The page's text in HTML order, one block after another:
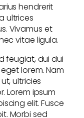
hendrerit
ultrices
Vivamus et
vitae ligula.
feugiat, dui dui
lorem. Nam
ultricies
Lorem ipsum
elit. Fusce
Morbi sed